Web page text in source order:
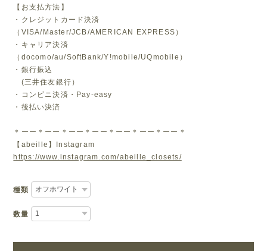
【お支払方法】
・クレジットカード決済
（VISA/Master/JCB/AMERICAN EXPRESS）
・キャリア決済
（docomo/au/SoftBank/Y!mobile/UQmobile）
・銀行振込
(三井住友銀行）
・コンビニ決済・Pay-easy
・後払い決済
＊ーー＊ーー＊ーー＊ーー＊ーー＊ーー＊ーー＊
【abeille】Instagram
https://www.instagram.com/abeille_closets/
種類
数量